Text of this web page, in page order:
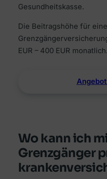
Gesundheitskasse.
Die Beitragshöhe für
EUR – 400 EUR monatlich.
Wo kann ich
Grenzgänger